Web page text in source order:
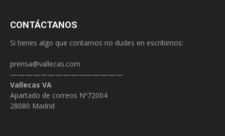
CONTÁCTANOS
Si tienes algo que contarnos no dudes en escribirnos:
prensa@vallecas.com
———————————————
Vallecas VA
Apartado de correos Nº72004
28080 Madrid